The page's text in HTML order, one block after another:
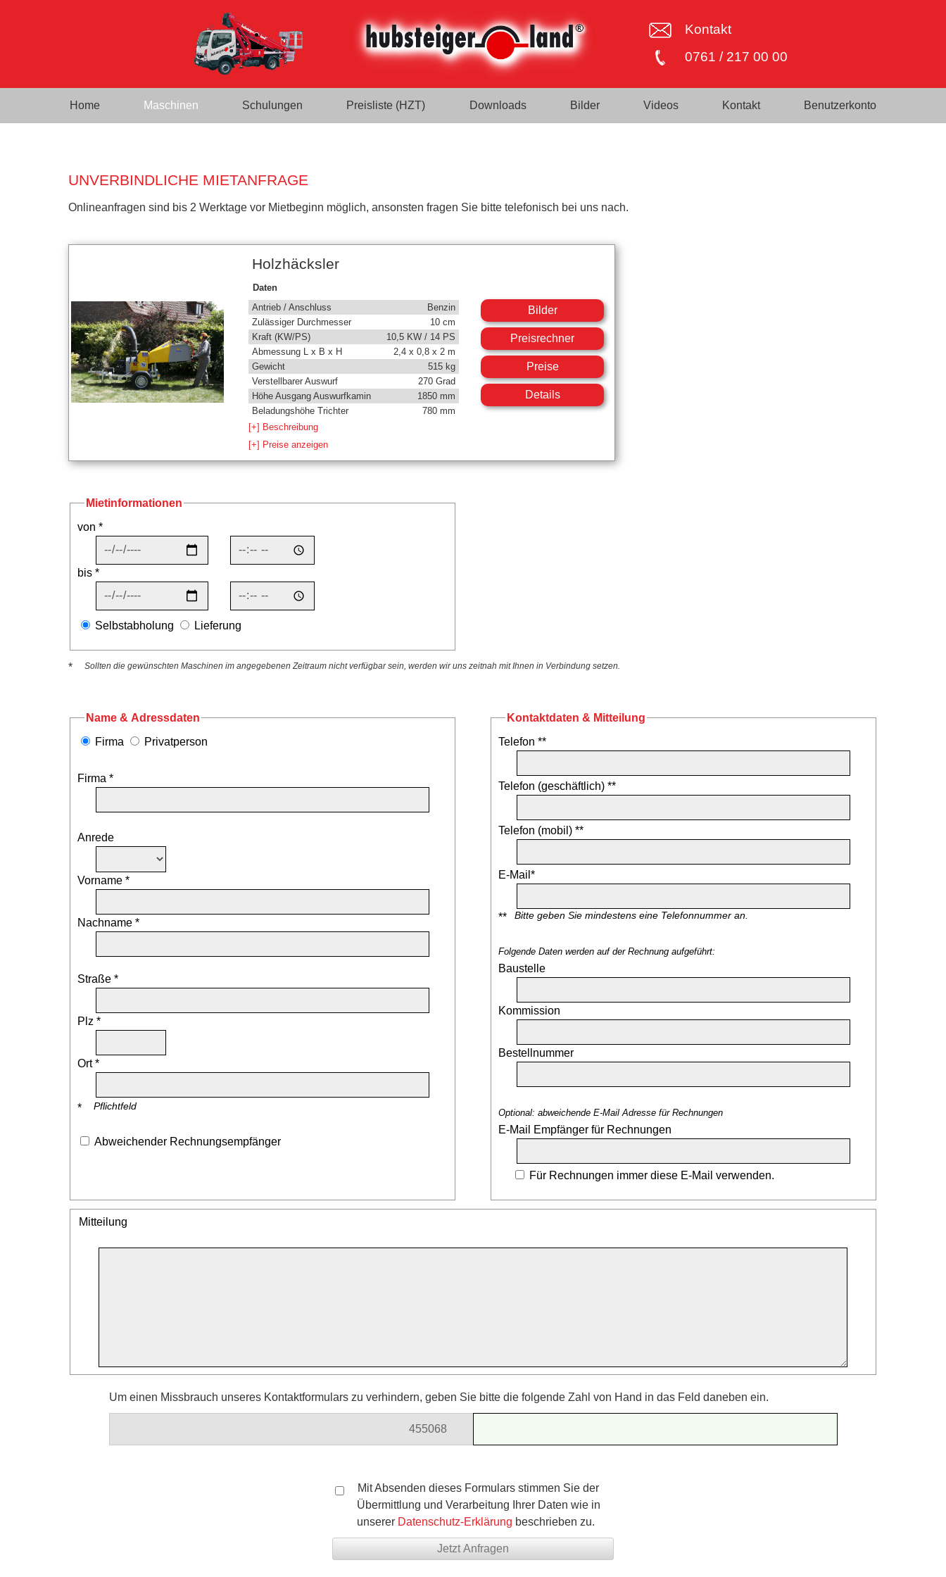
Kontakt
0761 / 217 00 00
Home Maschinen Schulungen Preisliste (HZT) Downloads Bilder Videos Kontakt Benutzerkonto
UNVERBINDLICHE MIETANFRAGE
Onlineanfragen sind bis 2 Werktage vor Mietbeginn möglich, ansonsten fragen Sie bitte telefonisch bei uns nach.
Holzhäcksler
Daten
Antrieb / Anschluss
Benzin
Zulässiger Durchmesser
10 cm
Kraft (KW/PS)
10,5 KW / 14 PS
Abmessung L x B x H
2,4 x 0,8 x 2 m
Gewicht
515 kg
Verstellbarer Auswurf
270 Grad
Höhe Ausgang Auswurfkamin
1850 mm
Beladungshöhe Trichter
780 mm
[+] Beschreibung
[+] Preise anzeigen
Bilder
Preisrechner
Preise
Details
Mietinformationen
von *
bis *
Selbstabholung Lieferung
* Sollten die gewünschten Maschinen im angegebenen Zeitraum nicht verfügbar sein, werden wir uns zeitnah mit Ihnen in Verbindung setzen.
Name & Adressdaten
Firma
Privatperson
Firma *
Anrede
Vorname *
Nachname *
Straße *
Plz *
Ort *
* Pflichtfeld
Abweichender Rechnungsempfänger
Kontaktdaten & Mitteilung
Telefon **
Telefon (geschäftlich) **
Telefon (mobil) **
E-Mail*
** Bitte geben Sie mindestens eine Telefonnummer an.
Folgende Daten werden auf der Rechnung aufgeführt:
Baustelle
Kommission
Bestellnummer
Optional: abweichende E-Mail Adresse für Rechnungen
E-Mail Empfänger für Rechnungen
Für Rechnungen immer diese E-Mail verwenden.
Mitteilung
Um einen Missbrauch unseres Kontaktformulars zu verhindern, geben Sie bitte die folgende Zahl von Hand in das Feld daneben ein.
455068
Mit Absenden dieses Formulars stimmen Sie der
Übermittlung und Verarbeitung Ihrer Daten wie in
unserer Datenschutz-Erklärung beschrieben zu.